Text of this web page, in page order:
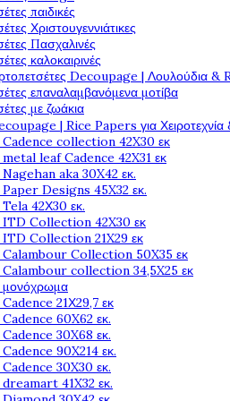
παιδικές
Χριστουγεννιάτικες
Πασχαλινές
καλοκαιρινές
Decoupage | Λουλούδια &
επαναλαμβανόμενα μοτίβα
με ζωάκια
| Rice Papers για Χειροτεχνία
Cadence collection 42X30 εκ
metal leaf Cadence 42X31 εκ
Nagehan aka 30X42 εκ.
Paper Designs 45X32 εκ.
Tela 42Χ30 εκ.
ITD Collection 42X30 εκ
ITD Collection 21X29 εκ
Calambour Collection 50X35 εκ
Calambour collection 34,5X25 εκ
μονόχρωμα
Cadence 21Χ29,7 εκ
Cadence 60X62 εκ.
Cadence 30X68 εκ.
Cadence 90X214 εκ.
Cadence 30X30 εκ.
dreamart 41X32 εκ.